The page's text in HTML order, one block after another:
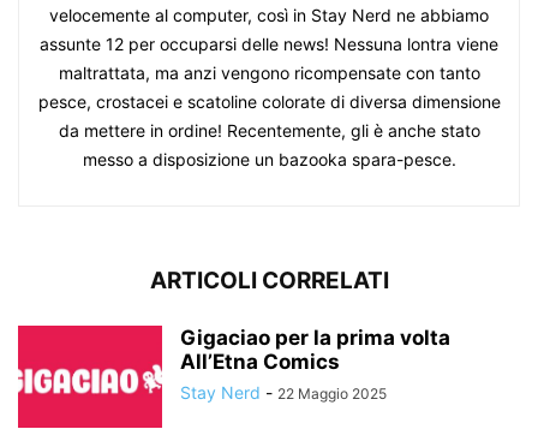
velocemente al computer, così in Stay Nerd ne abbiamo
assunte 12 per occuparsi delle news! Nessuna lontra viene
maltrattata, ma anzi vengono ricompensate con tanto
pesce, crostacei e scatoline colorate di diversa dimensione
da mettere in ordine! Recentemente, gli è anche stato
messo a disposizione un bazooka spara-pesce.
ARTICOLI CORRELATI
Gigaciao per la prima volta
All’Etna Comics
Stay Nerd - 22 Maggio 2025